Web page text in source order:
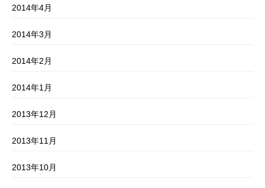
2014年4月
2014年3月
2014年2月
2014年1月
2013年12月
2013年11月
2013年10月